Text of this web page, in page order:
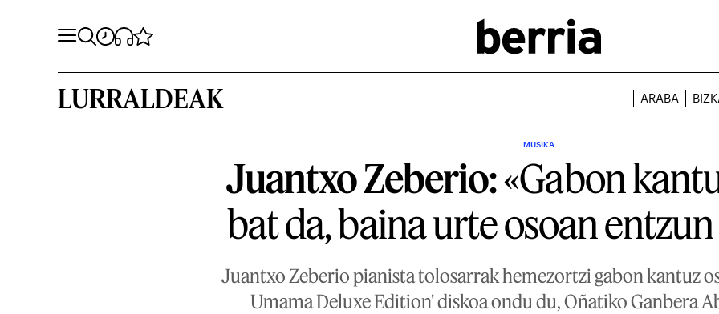
LURRALDEAK ARABA
MUSIKA
Juantxo Zeberio:«Gabon
bat da, baina urte osoan
Juantxo Zeberio pianista tolosarrak hemezortzi gabon kantuz
Umama Deluxe Edition' diskoa ondu du, Oñatiko Ganbera